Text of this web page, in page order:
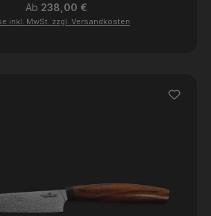
Regulärer Preis:
Ab 238,00 €
inkl. MwSt. zzgl. Versandkosten